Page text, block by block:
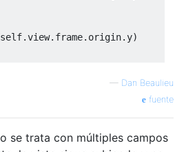
self.view. frame. origin. y)
— Dan Beaulieu
fuente
se trata con múltiples campos